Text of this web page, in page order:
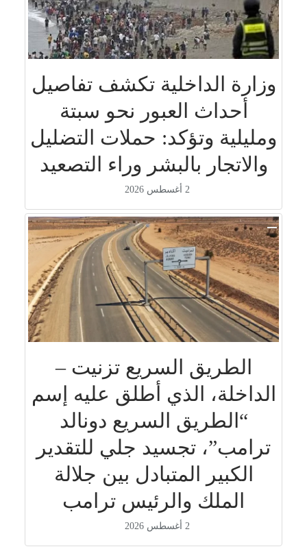
وزارة الداخلية تكشف تفاصيل
أحداث العبور نحو سبتة
ومليلية وتؤكد: حملات التضليل
والاتجار بالبشر وراء التصعيد
2 أغسطس 2026
الطريق السريع تزنيت –
الداخلة، الذي أطلق عليه إسم
“الطريق السريع دونالد
ترامب”، تجسيد جلي للتقدير
الكبير المتبادل بين جلالة
الملك والرئيس ترامب
2 أغسطس 2026